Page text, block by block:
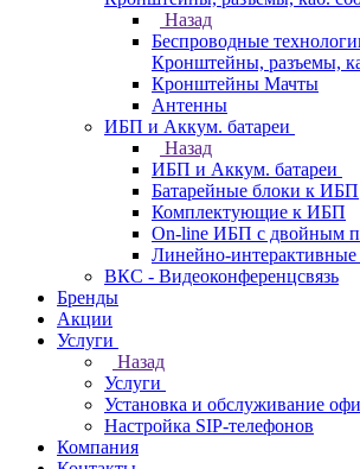
Назад
Беспроводные
Кронштейны, разъемы,
Кронштейны Мачты
Антенны
ИБП и Аккум. батареи
Назад
ИБП и Аккум. батареи
Батарейные блоки к ИБП
Комплектующие к ИБП
On-line ИБП с двойным
Линейно-
ВКС - Видеоконференцсвязь
Бренды
Акции
Услуги
Назад
Услуги
Установка и обслуживание
Настройка SIP-телефонов
Компания